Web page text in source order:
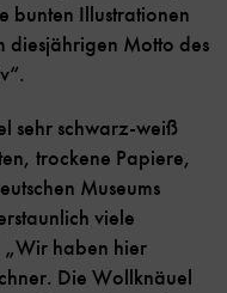
bunten Illustrationen
diesjährigen Motto des
sehr schwarz-weiß
trockene Papiere,
Museums
viele
„Wir haben hier
Die Wollknäuel